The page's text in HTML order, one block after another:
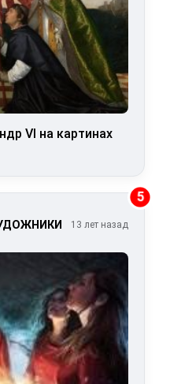
VI на картинах
5
13 лет назад